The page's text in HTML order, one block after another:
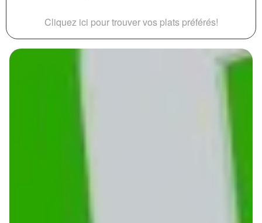
Cliquez ici pour trouver vos plats préférés!